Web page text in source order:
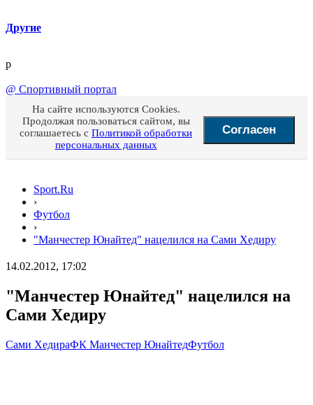
Другие
p
@ Спортивный портал
На сайте используются Cookies.
Продолжая пользоваться сайтом, вы
соглашаетесь с Политикой обработки
персональных данных
Согласен
Sport.Ru
›
Футбол
›
"Манчестер Юнайтед" нацелился на Сами Хедиру
14.02.2012, 17:02
"Манчестер Юнайтед" нацелился на
Сами Хедиру
Сами ХедираФК Манчестер ЮнайтедФутбол